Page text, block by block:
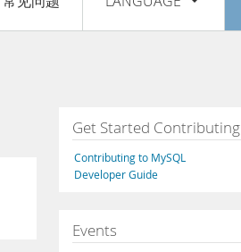
Français
Italiano
Русский
Get Started Contributing
Contributing to MySQL
Developer Guide
Events